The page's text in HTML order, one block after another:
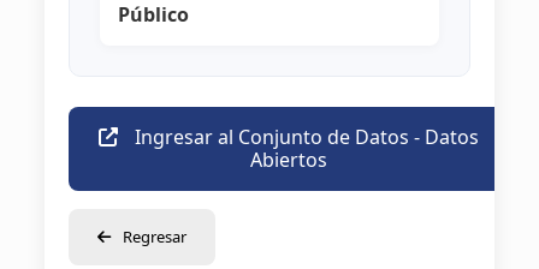
Público
Ingresar al Conjunto de Datos - Datos
Abiertos
Regresar